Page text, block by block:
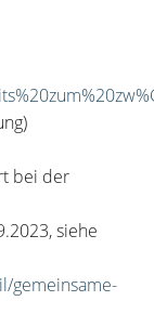
bei der
siehe
gemeinsame-